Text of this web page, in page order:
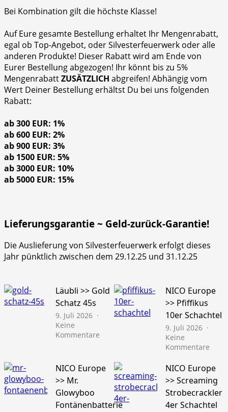
Bei Kombination gilt die höchste Klasse!
Auf Eure gesamte Bestellung erhaltet Ihr Mengenrabatt,
egal ob Top-Angebot, oder Silvesterfeuerwerk oder alle
anderen Produkte! Dieser Rabatt wird am Ende von
Eurer Bestellung abgezogen! Ihr könnt bis zu 5%
MengenrabattZUSÄTZLICH abgreifen! Abhängig vom
Wert Deiner Bestellung erhältst Du bei uns folgenden
Rabatt:
ab 300 EUR: 1%
ab 600 EUR: 2%
ab 900 EUR: 3%
ab 1500 EUR: 5%
ab 3000 EUR: 10%
ab 5000 EUR: 15%
Lieferungsgarantie ~ Geld-zurück-Garantie!
Die Auslieferung von Silvesterfeuerwerk erfolgt dieses
Jahr pünktlich zwischen dem 29.12.25 und 31.12.25
Läubli >> Gold
Schatz 45s
9. Juli 2026
Keine
Kommentare
Gold
Schatz
NICO Europe
>> Pfiffikus
10er Schachtel
9. Juli 2026
Keine
Kommentare
10er
NICO Europe
>> Mr.
Glowyboo
Fontänenbatterie
NICO Europe
>> Screaming
Strobecrackler
4er Schachtel